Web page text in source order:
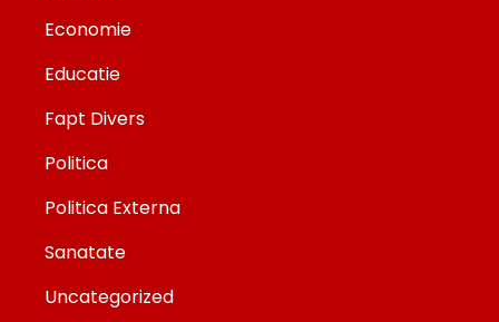
Economie
Educatie
Fapt Divers
Politica
Politica Externa
Sanatate
Uncategorized